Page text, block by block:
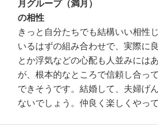
月グループ（満月）
の相性
きっと自分たちでも結構いい相性
いるはずの組み合わせで、実際に
とか浮気などの心配も人並みには
が、根本的なところで信頼し合っ
できそうです。結婚して、夫婦げ
ないでしょう。仲良く楽しくやっ